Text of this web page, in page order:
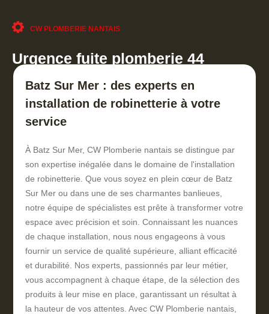
CW PLOMBERIE NANTAIS
Urgence fuite plomberie 44
Batz Sur Mer : des experts en
installation de robinetterie à votre
service
À Batz Sur Mer, CW Plomberie nantais se distingue par
son expertise inégalée dans le domaine de l'installation
de robinetterie. Que vous soyez en plein cœur de Batz
Sur Mer ou dans une de ses charmantes banlieues,
notre équipe de spécialistes est prête à transformer votre
espace avec précision et soin. Connaissant les nuances
de chaque installation, nous nous engageons à vous
fournir un service de qualité supérieure, alliant efficacité
et durabilité. Nos experts, passionnés par leur métier,
vous accompagnent à chaque étape, de la sélection des
produits à leur mise en place, garantissant un résultat à
la hauteur de vos attentes. Avec CW Plomberie nantais,